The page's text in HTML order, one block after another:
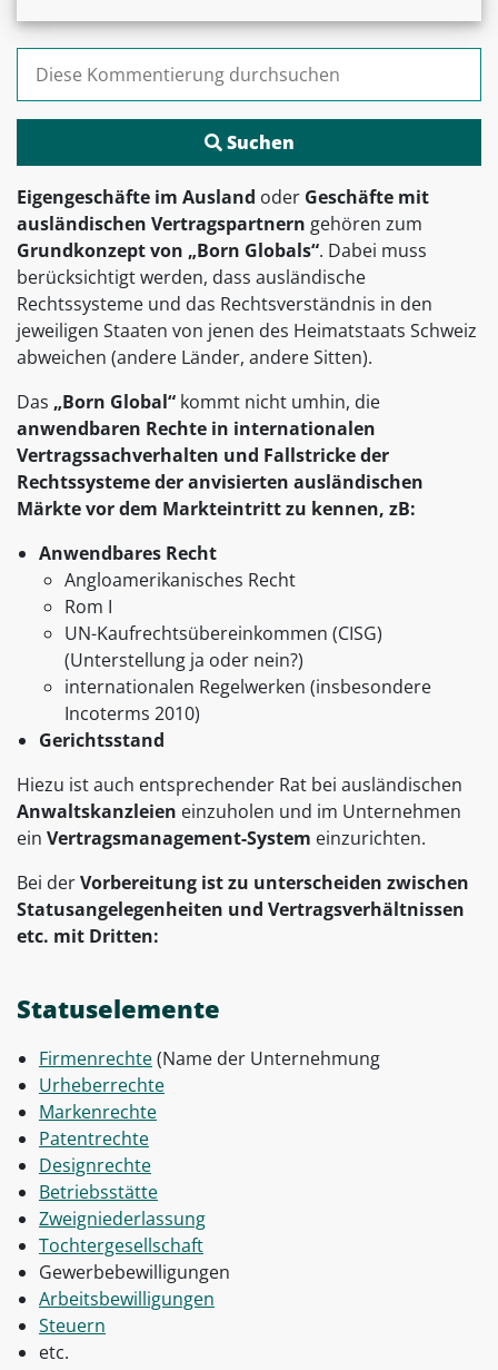
Suchen nach:
Eigengeschäfte im Ausland oder Geschäfte mit
ausländischen Vertragspartnern gehören zum
Grundkonzept von „Born Globals“. Dabei muss
berücksichtigt werden, dass ausländische
Rechtssysteme und das Rechtsverständnis in den
jeweiligen Staaten von jenen des Heimatstaats Schweiz
abweichen (andere Länder, andere Sitten).
Das „Born Global“ kommt nicht umhin, die
anwendbaren Rechte in internationalen
Vertragssachverhalten und Fallstricke der
Rechtssysteme der anvisierten ausländischen
Märkte vor dem Markteintritt zu kennen, zB:
Anwendbares Recht
Angloamerikanisches Recht
Rom I
UN-Kaufrechtsübereinkommen (CISG)
(Unterstellung ja oder nein?)
internationalen Regelwerken (insbesondere
Incoterms 2010)
Gerichtsstand
Hiezu ist auch entsprechender Rat bei ausländischen
Anwaltskanzleien einzuholen und im Unternehmen
ein Vertragsmanagement-System einzurichten.
Bei derVorbereitung ist zu unterscheiden zwischen
Statusangelegenheiten und Vertragsverhältnissen
etc. mit Dritten:
Statuselemente
Firmenrechte(Name der Unternehmung
Urheberrechte
Markenrechte
Patentrechte
Designrechte
Betriebsstätte
Zweigniederlassung
Tochtergesellschaft
Gewerbebewilligungen
Arbeitsbewilligungen
Steuern
etc.